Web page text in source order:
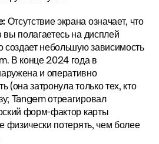
Отсутствие экрана означает, что
полагаетесь на дисплей
создает небольшую зависимость
В конце 2024 года в
и оперативно
(она затронула только тех, кто
Tangem отреагировал
форм-фактор карты
физически потерять, чем более